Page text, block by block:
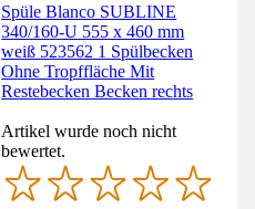
Spüle Blanco SUBLINE
340/160-U 555 x 460 mm
weiß 523562 1 Spülbecken
Ohne Tropffläche Mit
Restebecken Becken rechts
Artikel wurde noch nicht
bewertet.